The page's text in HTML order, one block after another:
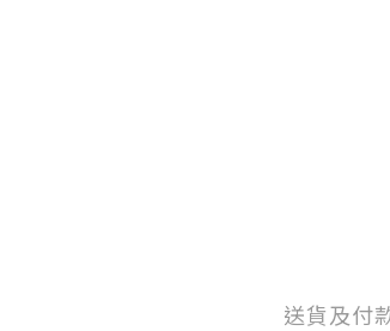
送貨及付